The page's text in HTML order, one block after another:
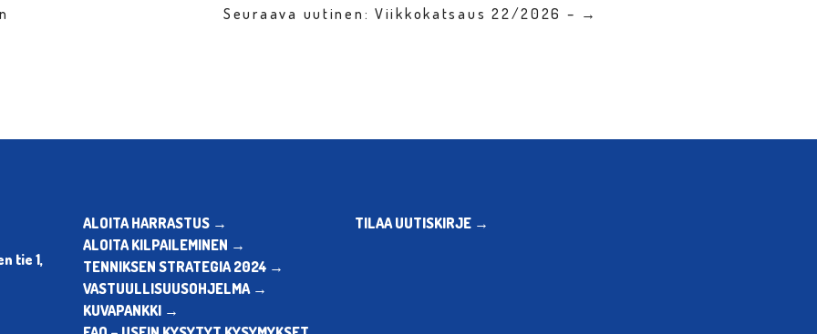
Seuraava uutinen: Viikkokatsaus 22/2026 – →
tie 1,
ALOITA HARRASTUS →
ALOITA KILPAILEMINEN →
TENNIKSEN STRATEGIA 2024 →
VASTUULLISUUSOHJELMA →
KUVAPANKKI →
TILAA UUTISKIRJE →